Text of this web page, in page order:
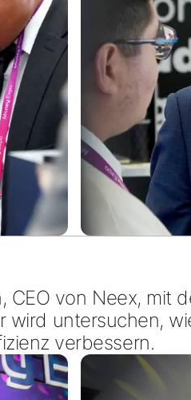
CEO von Neex, mit
wird untersuchen,
verbessern.